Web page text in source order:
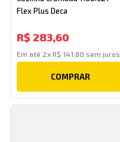
Flex Plus Deca
R$ 283,60
Em até 2xR$ 141 80 sem juros
COMPRAR